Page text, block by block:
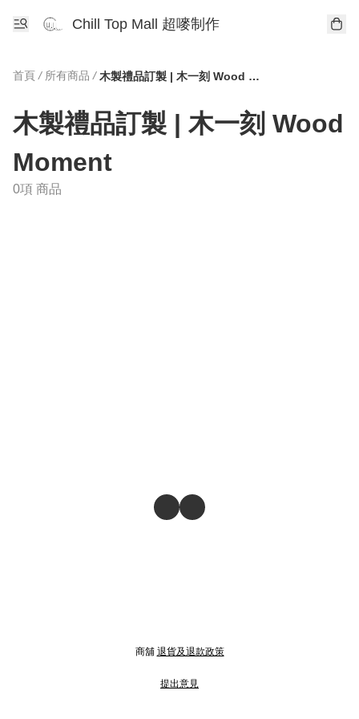
Chill Top Mall 超嘜制作
首頁 / 所有商品 / 木製禮品訂製 | 木一刻 Wood Moment
木製禮品訂製 | 木一刻 Wood
Moment
0項 商品
商舖 退貨及退款政策
提出意見